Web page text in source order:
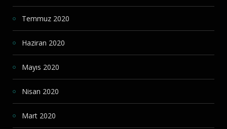
Temmuz 2020
Haziran 2020
Mayıs 2020
Nisan 2020
Mart 2020